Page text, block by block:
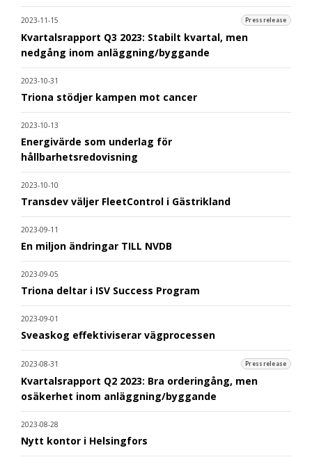
2023-11-15 Pressrelease
Kvartalsrapport Q3 2023: Stabilt kvartal, men
nedgång inom anläggning/byggande
2023-10-31
Triona stödjer kampen mot cancer
2023-10-13
Energivärde som underlag för
hållbarhetsredovisning
2023-10-10
Transdev väljer FleetControl i Gästrikland
2023-09-11
En miljon ändringar TILL NVDB
2023-09-05
Triona deltar i ISV Success Program
2023-09-01
Sveaskog effektiviserar vägprocessen
2023-08-31 Pressrelease
Kvartalsrapport Q2 2023: Bra orderingång, men
osäkerhet inom anläggning/byggande
2023-08-28
Nytt kontor i Helsingfors